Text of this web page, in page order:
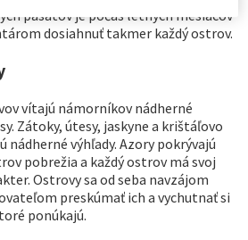
pasátov je počas letných mesiacov
dosiahnuť takmer každý ostrov.
vítajú námorníkov nádherné
Zátoky, útesy, jaskyne a krištáľovo
nádherné výhľady. Azory pokrývajú
pobrežia a každý ostrov má svoj
Ostrovy sa od seba navzájom
preskúmať ich a vychutnať si
ponúkajú.